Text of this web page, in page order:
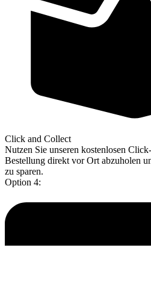
Click and Collect
Nutzen Sie unseren kostenlosen
Bestellung direkt vor Ort abzuholen
zu sparen.
Option 4: